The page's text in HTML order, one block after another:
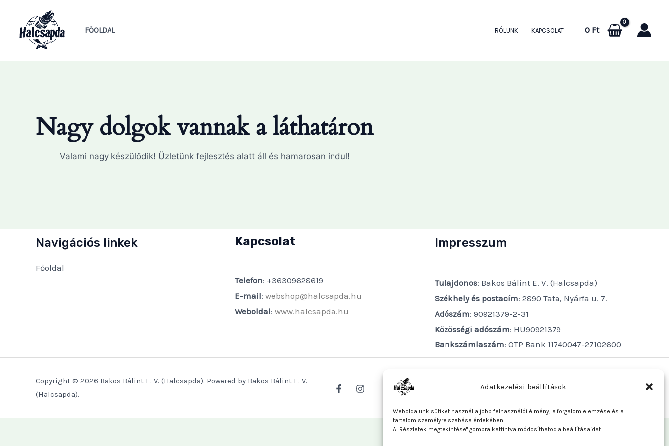
Adatkezelési beállítások
Weboldalunk sütiket használ a jobb felhasználói élmény, a forgalom elemzése és a
tartalom személyre szabása érdekében.
A "Részletek megtekintése" gombra kattintva módosíthatod a beállításaidat.
content
FŐOLDAL RÓLUNK KAPCSOLAT 0 Ft
Nagy dolgok vannak a láthatáron
Valami nagy készülődik! Üzletünk fejlesztés alatt áll és hamarosan indul!
Navigációs linkek
Főoldal
Kapcsolat
Telefon: +36309628619
E-mail:webshop@halcsapda.hu
Weboldal:www.halcsapda.hu
Impresszum
Tulajdonos: Bakos Bálint E. V. (Halcsapda)
Székhely és postacím: 2890 Tata, Nyárfa u. 7.
Adószám: 90921379-2-31
Közösségi adószám: HU90921379
Bankszámlaszám: OTP Bank 11740047-27102600
Copyright © 2026 Bakos Bálint E. V. (Halcsapda). Powered by Bakos Bálint E. V.
(Halcsapda).